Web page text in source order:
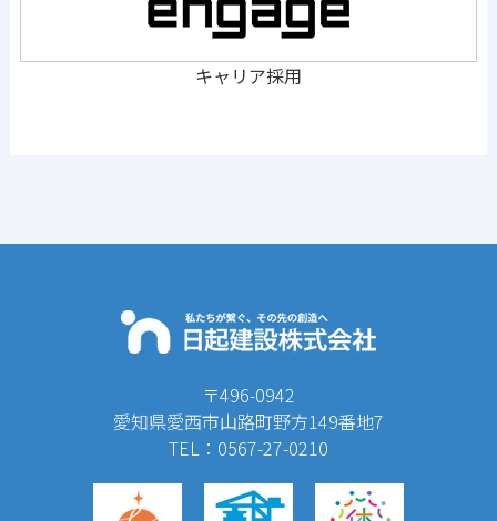
キャリア採用
〒496-0942
愛知県愛西市山路町野方149番地7
TEL：0567-27-0210